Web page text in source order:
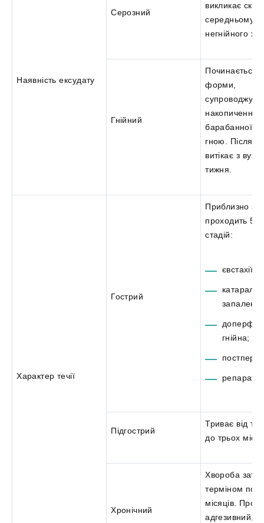
Наявність ексудату
Серозний
викликає
середньому
негнійного
Гнійний
Починається з
форми,
накопичення
барабанної
гною. Після
витікає з
тижня.
Характер течії
Гострий
Приблизно за
проходить 5
стадій:
євстахіїт;
гнійна;
Підгострий
Триває від
до трьох
Хронічний
Хвороба
терміном
місяців.
адгезивний,